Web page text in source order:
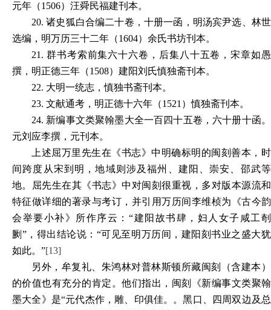
元年（1506）汪舜民福建刊本。
20.诸史狐白合编二十卷，十册一函，明汤宾尹选、林世
选编，明万历三十二年（1604）余氏书坊刊本。
21. 群书考索前集六十六卷，后集八十五卷，宋章如愚
撰，明正德三年（1508）建阳刘氏慎独斋刊本。
22. 大明一统志，慎独书斋刊本。
23. 文献通考，明正德十六年（1521）慎独斋刊本。
24. 新编事文类聚翰墨大全一百四十五卷，六十册十函。
元刘应李撰，元刊本。
上述屈万里先生在《书志》中明确标明的闽刻善本，时
间跨度从宋到明，地域则涉及福州、建阳、崇安、邵武等
地。屈先生在其《书志》中对闽刻很重视，多对版本源流和
特征做详细的著录与考订，并引用万历间李维桢为《古今韵
会举要小补》所作序云：“建阳故书肆，妇人女子咸工剞
劂”，得出结论说：“可见至明万历间，建阳刻书业之盛大犹
如此。”[13]
另外，牟复礼、朱鸿林对普林斯顿所藏闽刻（含建本）
的价值也有充分的肯定。他们指出，闽刻《新编事文类聚翰
墨大全》是“元代杰作，雕、印俱佳。。黑口、四周双边及总